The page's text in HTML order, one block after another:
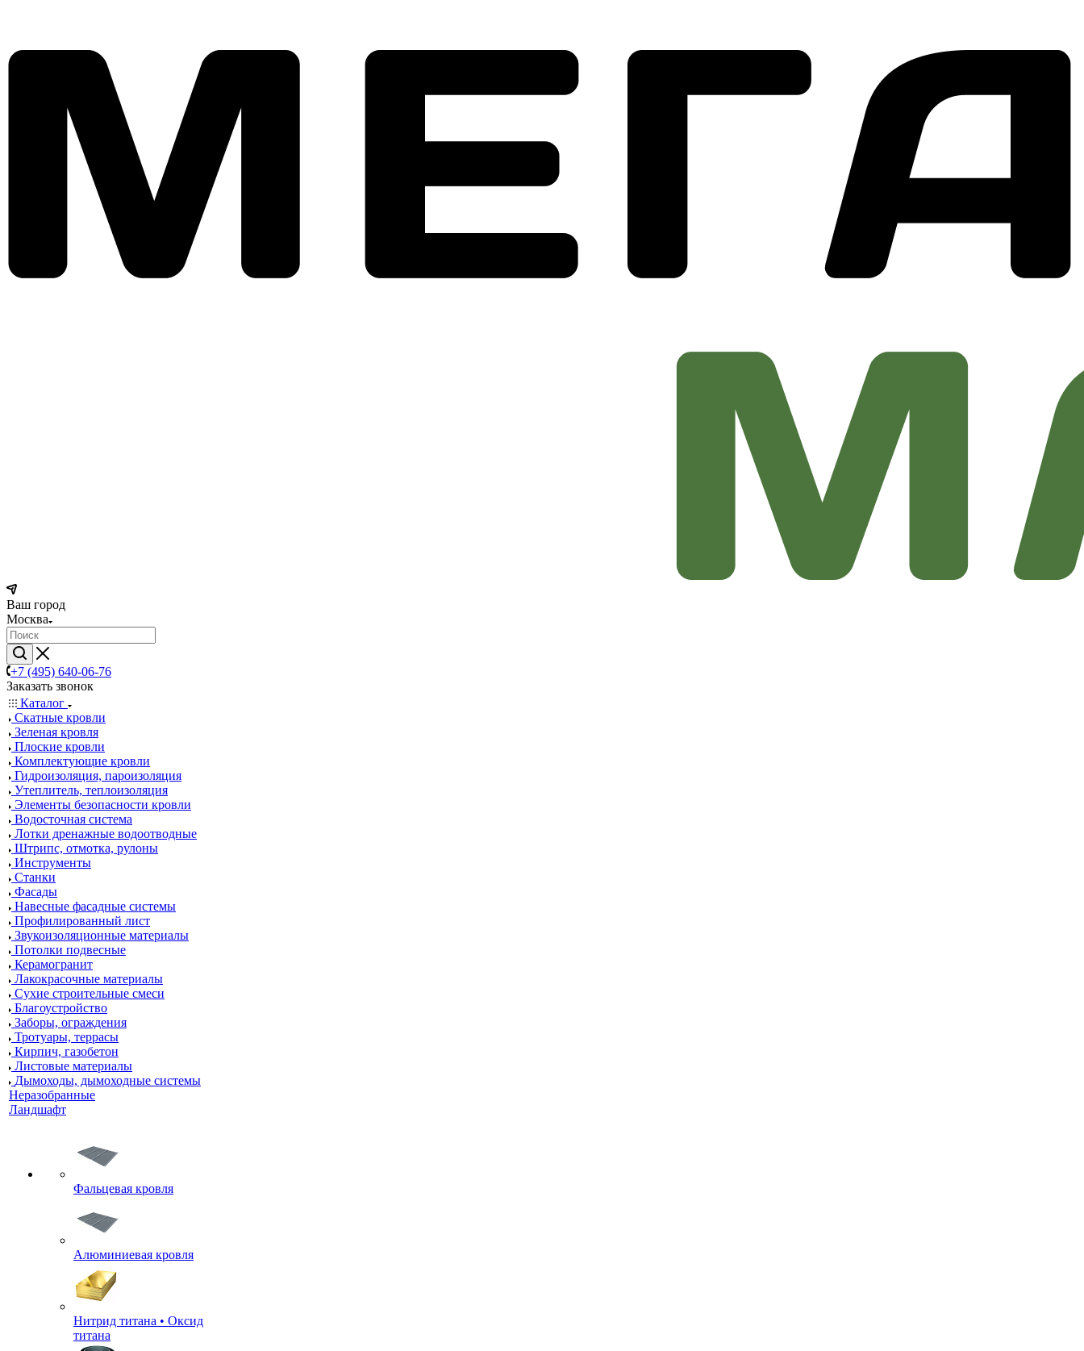
Ваш город
Москва
+7 (495) 640-06-76
Заказать звонок
Каталог
Скатные кровли
Зеленая кровля
Плоские кровли
Комплектующие кровли
Гидроизоляция, пароизоляция
Утеплитель, теплоизоляция
Элементы безопасности кровли
Водосточная система
Лотки дренажные водоотводные
Штрипс, отмотка, рулоны
Инструменты
Станки
Фасады
Навесные фасадные системы
Профилированный лист
Звукоизоляционные материалы
Потолки подвесные
Керамогранит
Лакокрасочные материалы
Сухие строительные смеси
Благоустройство
Заборы, ограждения
Тротуары, террасы
Кирпич, газобетон
Листовые материалы
Дымоходы, дымоходные системы
Неразобранные
Ландшафт
Фальцевая кровля
Алюминиевая кровля
Нитрид титана • Оксид
титана